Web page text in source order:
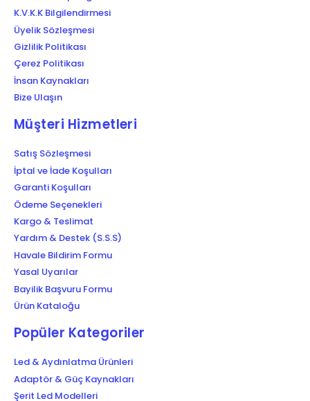
K.V.K.K Bilgilendirmesi
Üyelik Sözleşmesi
Gizlilik Politikası
Çerez Politikası
İnsan Kaynakları
Bize Ulaşın
Müşteri Hizmetleri
Satış Sözleşmesi
İptal ve İade Koşulları
Garanti Koşulları
Ödeme Seçenekleri
Kargo & Teslimat
Yardım & Destek (S.S.S)
Havale Bildirim Formu
Yasal Uyarılar
Bayilik Başvuru Formu
Ürün Kataloğu
Popüler Kategoriler
Led & Aydınlatma Ürünleri
Adaptör & Güç Kaynakları
Şerit Led Modelleri